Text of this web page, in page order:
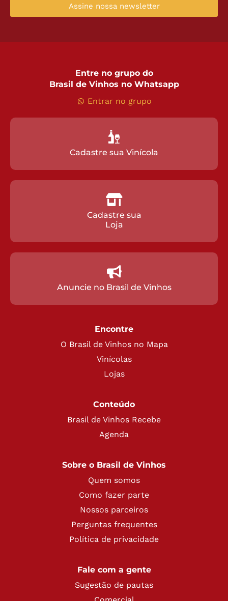
Assine nossa newsletter
Entre no grupo do
Brasil de Vinhos no Whatsapp
Entrar no grupo
Cadastre sua Vinícola
Cadastre sua
Loja
Anuncie no Brasil de Vinhos
Encontre
O Brasil de Vinhos no Mapa
Vinícolas
Lojas
Conteúdo
Brasil de Vinhos Recebe
Agenda
Sobre o Brasil de Vinhos
Quem somos
Como fazer parte
Nossos parceiros
Perguntas frequentes
Política de privacidade
Fale com a gente
Sugestão de pautas